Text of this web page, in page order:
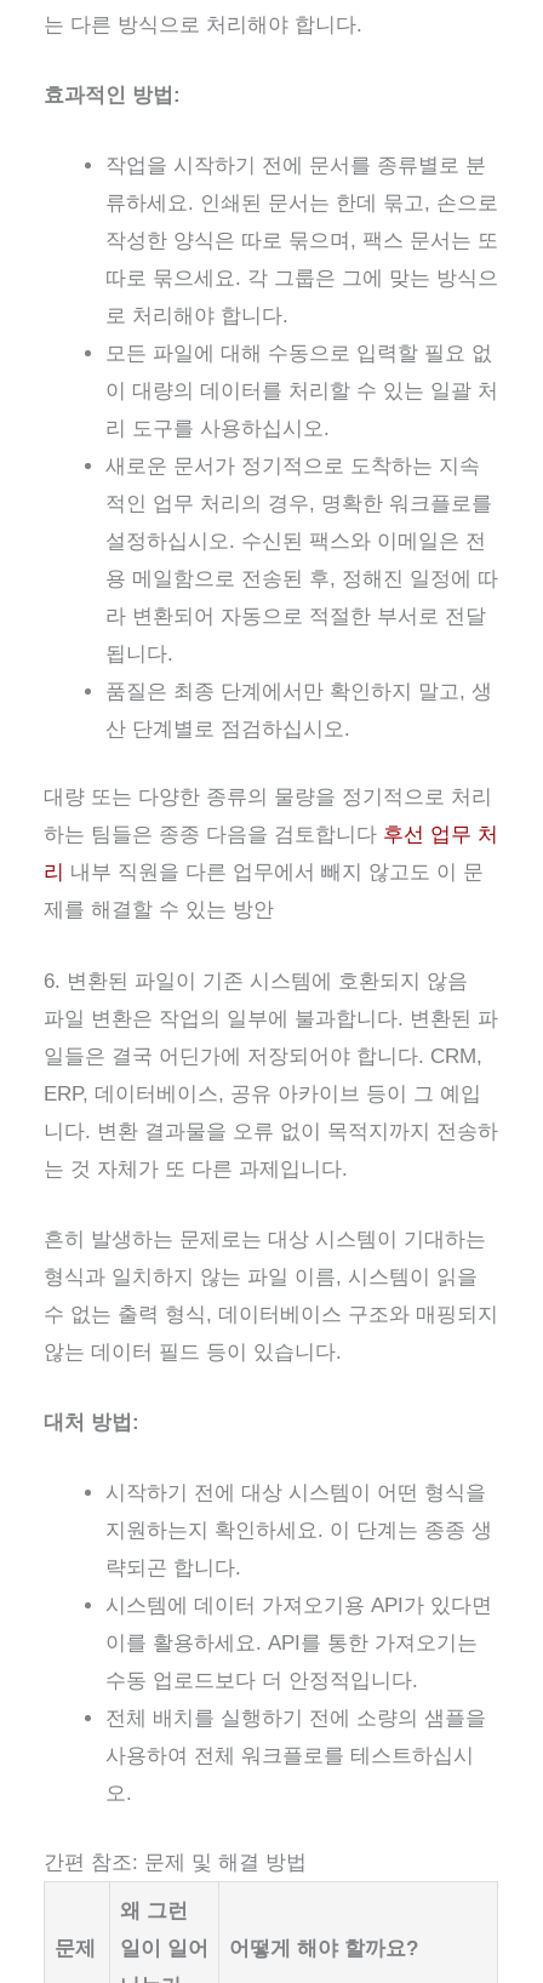
는 다른 방식으로 처리해야 합니다.
효과적인 방법:
작업을 시작하기 전에 문서를 종류별로 분
류하세요. 인쇄된 문서는 한데 묶고, 손으로
작성한 양식은 따로 묶으며, 팩스 문서는 또
따로 묶으세요. 각 그룹은 그에 맞는 방식으
로 처리해야 합니다.
모든 파일에 대해 수동으로 입력할 필요 없
이 대량의 데이터를 처리할 수 있는 일괄 처
리 도구를 사용하십시오.
새로운 문서가 정기적으로 도착하는 지속
적인 업무 처리의 경우, 명확한 워크플로를
설정하십시오. 수신된 팩스와 이메일은 전
용 메일함으로 전송된 후, 정해진 일정에 따
라 변환되어 자동으로 적절한 부서로 전달
됩니다.
품질은 최종 단계에서만 확인하지 말고, 생
산 단계별로 점검하십시오.
대량 또는 다양한 종류의 물량을 정기적으로 처리
하는 팀들은 종종 다음을 검토합니다 후선 업무 처
리 내부 직원을 다른 업무에서 빼지 않고도 이 문
제를 해결할 수 있는 방안
6. 변환된 파일이 기존 시스템에 호환되지 않음
파일 변환은 작업의 일부에 불과합니다. 변환된 파
일들은 결국 어딘가에 저장되어야 합니다. CRM,
ERP, 데이터베이스, 공유 아카이브 등이 그 예입
니다. 변환 결과물을 오류 없이 목적지까지 전송하
는 것 자체가 또 다른 과제입니다.
흔히 발생하는 문제로는 대상 시스템이 기대하는
형식과 일치하지 않는 파일 이름, 시스템이 읽을
수 없는 출력 형식, 데이터베이스 구조와 매핑되지
않는 데이터 필드 등이 있습니다.
대처 방법:
시작하기 전에 대상 시스템이 어떤 형식을
지원하는지 확인하세요. 이 단계는 종종 생
략되곤 합니다.
시스템에 데이터 가져오기용 API가 있다면
이를 활용하세요. API를 통한 가져오기는
수동 업로드보다 더 안정적입니다.
전체 배치를 실행하기 전에 소량의 샘플을
사용하여 전체 워크플로를 테스트하십시
오.
간편 참조: 문제 및 해결 방법
문제
왜 그런
일이 일어
어떻게 해야 할까요?